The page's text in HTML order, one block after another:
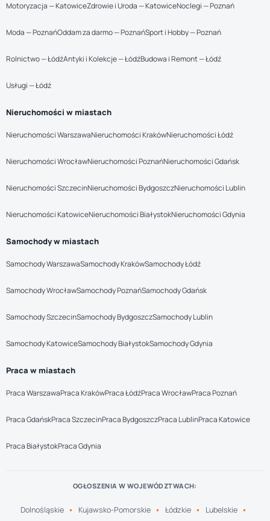
Motoryzacja — KatowiceZdrowie i Uroda — KatowiceNoclegi — Poznań
Moda — PoznańOddam za darmo — PoznańSport i Hobby — Poznań
Rolnictwo — ŁódźAntyki i Kolekcje — ŁódźBudowa i Remont — Łódź
Usługi — Łódź
Nieruchomości w miastach
Nieruchomości WarszawaNieruchomości KrakówNieruchomości Łódź
Nieruchomości WrocławNieruchomości PoznańNieruchomości Gdańsk
Nieruchomości SzczecinNieruchomości BydgoszczNieruchomości Lublin
Nieruchomości KatowiceNieruchomości BiałystokNieruchomości Gdynia
Samochody w miastach
Samochody WarszawaSamochody KrakówSamochody Łódź
Samochody WrocławSamochody PoznańSamochody Gdańsk
Samochody SzczecinSamochody BydgoszczSamochody Lublin
Samochody KatowiceSamochody BiałystokSamochody Gdynia
Praca w miastach
Praca WarszawaPraca KrakówPraca ŁódźPraca WrocławPraca Poznań
Praca GdańskPraca SzczecinPraca BydgoszczPraca LublinPraca Katowice
Praca BiałystokPraca Gdynia
OGŁOSZENIA W WOJEWÓDZTWACH:
Dolnośląskie Kujawsko-Pomorskie Łódzkie Lubelskie